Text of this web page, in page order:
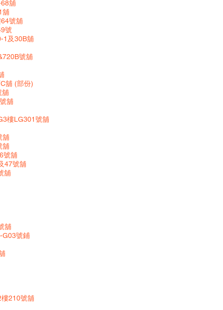
舖
舖
號舖
號
1及30B舖
號舖
舖 (部份)
舖
舖
樓LG301號舖
舖
舖
號舖
47號舖
舖
舖
G03號鋪
210號舖